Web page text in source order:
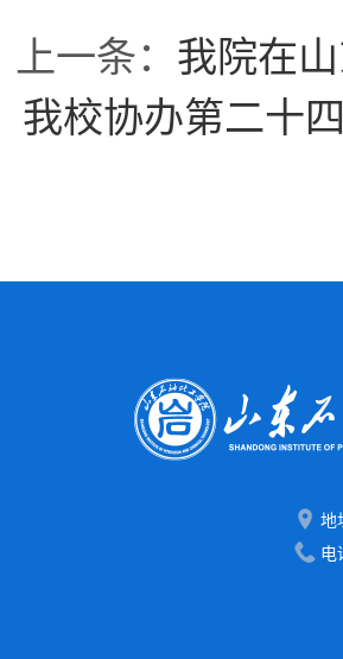
上一条： 我院在
我校协办第二十
地
电